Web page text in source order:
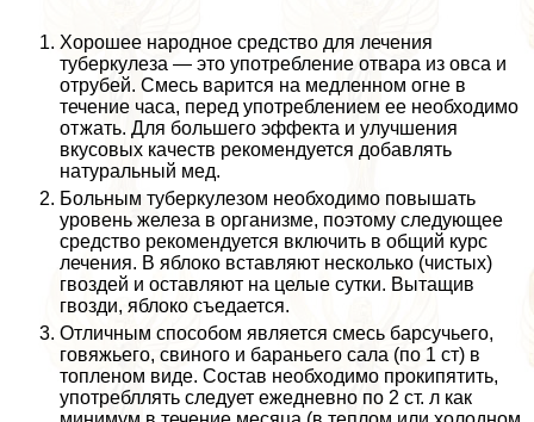
Хорошее народное средство для лечения
туберкулеза — это употрeбление отвара из овса и
отрубей. Смесь варится на медленном огне в
течение часа, перед употрeблением ее необходимо
отжать. Для большего эффекта и улучшения
вкусовых качеств рекомендуется добавлять
натуральный мед.
Больным туберкулезом необходимо повышать
уровень железа в организме, поэтому следующее
средство рекомендуется включить в общий курс
лечения. В яблоко вставляют несколько (чистых)
гвоздей и оставляют на целые сутки. Вытащив
гвозди, яблоко съедается.
Отличным способом является смесь барсучьего,
говяжьего, свиного и бapaньего сала (по 1 ст) в
топленом виде. Состав необходимо прокипятить,
употрeбллять следует ежедневно по 2 ст. л как